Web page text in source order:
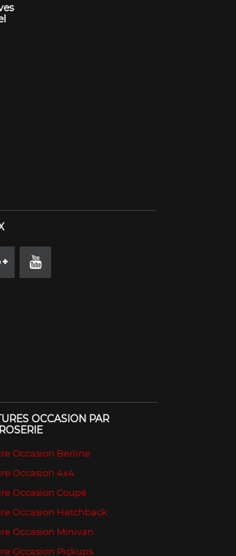
OCCASION PAR
Occasion Berline
Occasion 4x4
Occasion Coupé
Occasion Hatchback
Occasion Minivan
Occasion Pickups